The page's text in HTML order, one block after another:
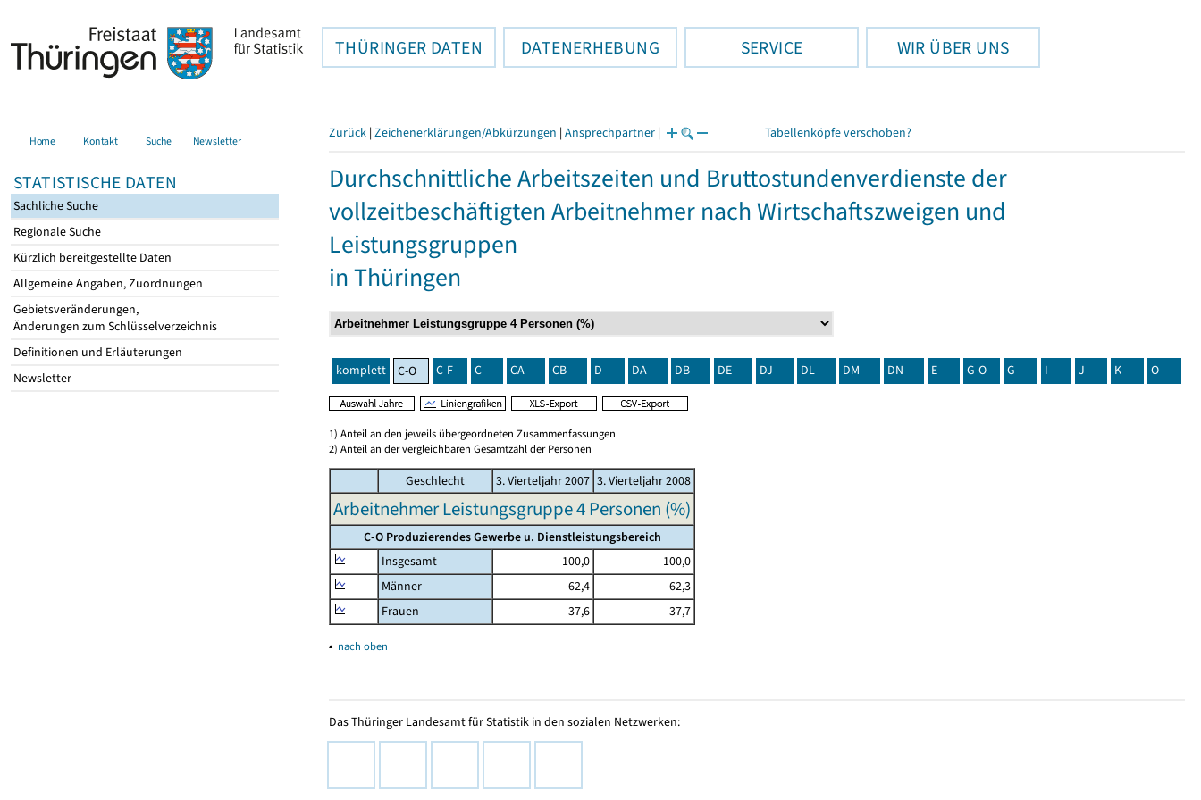
THÜRINGER DATEN DATENERHEBUNG SERVICE WIR ÜBER UNS
Home Kontakt Suche Newsletter
STATISTISCHE DATEN
Sachliche Suche
Regionale Suche
Kürzlich bereitgestellte Daten
Allgemeine Angaben, Zuordnungen
Gebietsveränderungen,
Änderungen zum Schlüsselverzeichnis
Definitionen und Erläuterungen
Newsletter
Zurück | Zeichenerklärungen/Abkürzungen | Ansprechpartner | Tabellenköpfe verschoben?
Durchschnittliche Arbeitszeiten und Bruttostundenverdienste der
vollzeitbeschäftigten Arbeitnehmer nach Wirtschaftszweigen und
Leistungsgruppen
in Thüringen
komplett C-O C-F C CA CB D DA DB DE DJ DL DM DN E G-O G I J K O
1) Anteil an den jeweils übergeordneten Zusammenfassungen
2) Anteil an der vergleichbaren Gesamtzahl der Personen
Geschlecht 3. Vierteljahr 2007 3. Vierteljahr 2008
Arbeitnehmer Leistungsgruppe 4 Personen (%)
C-O Produzierendes Gewerbe u. Dienstleistungsbereich
Insgesamt
100,0
100,0
Männer
62,4
62,3
Frauen
37,6 37,7
▴ nach oben
Das Thüringer Landesamt für Statistik in den sozialen Netzwerken: